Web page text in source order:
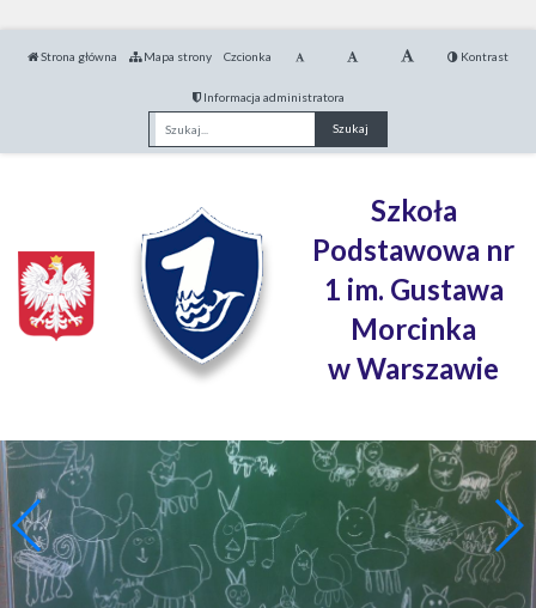
Strona główna Mapa strony Czcionka Kontrast
Informacja administratora
Fraza
Szkoła
Podstawowa nr
1 im. Gustawa
Morcinka
w Warszawie